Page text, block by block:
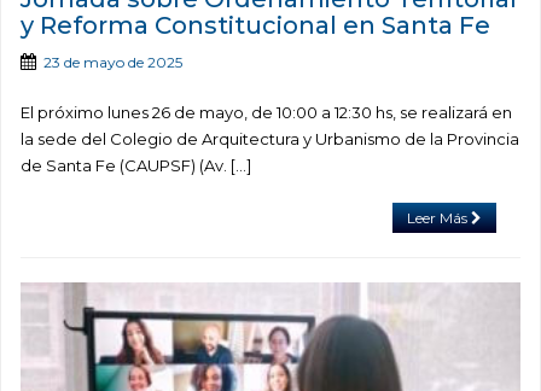
y Reforma Constitucional en Santa Fe
23 de mayo de 2025
El próximo lunes 26 de mayo, de 10:00 a 12:30 hs, se realizará en
la sede del Colegio de Arquitectura y Urbanismo de la Provincia
de Santa Fe (CAUPSF) (Av. […]
Leer Más